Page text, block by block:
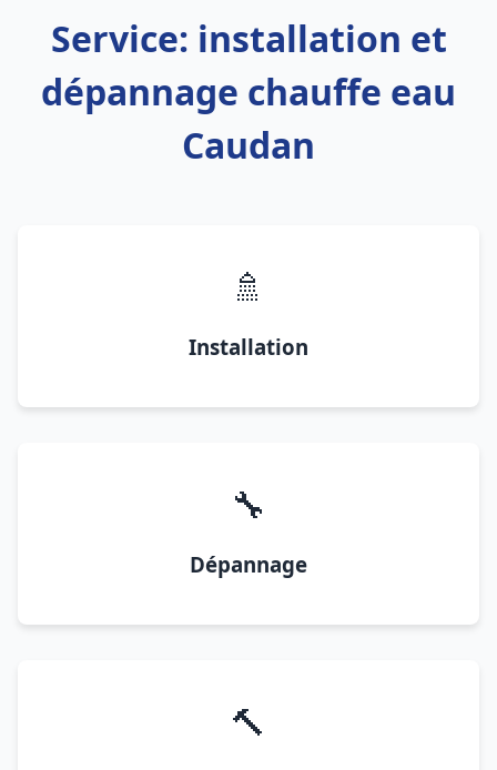
Service: installation et
dépannage chauffe eau
Caudan
🚿
Installation
🔧
Dépannage
🔨